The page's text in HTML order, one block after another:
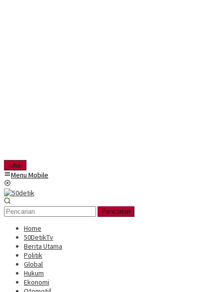
tutup
Menu Mobile
Pencarian
Home
50DetikTv
Berita Utama
Politik
Global
Hukum
Ekonomi